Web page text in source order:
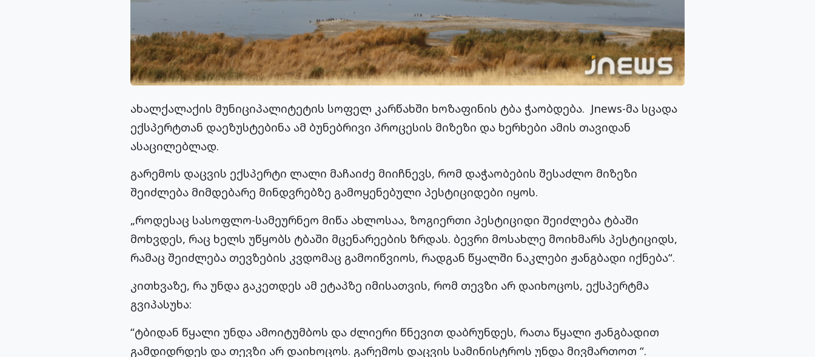
ახალქალაქის მუნიციპალიტეტის სოფელ კარწახში ხოზაფინის ტბა ჭაობდება. Jnews-მა სცადა
ექსპერტთან დაეზუსტებინა ამ ბუნებრივი პროცესის მიზეზი და ხერხები ამის თავიდან
ასაცილებლად.
გარემოს დაცვის ექსპერტი ლალი მაჩაიძე მიიჩნევს, რომ დაჭაობების შესაძლო მიზეზი
შეიძლება მიმდებარე მინდვრებზე გამოყენებული პესტიციდები იყოს.
„როდესაც სასოფლო-სამეურნეო მიწა ახლოსაა, ზოგიერთი პესტიციდი შეიძლება ტბაში
მოხვდეს, რაც ხელს უწყობს ტბაში მცენარეების ზრდას. ბევრი მოსახლე მოიხმარს პესტიციდს,
რამაც შეიძლება თევზების კვდომაც გამოიწვიოს, რადგან წყალში ნაკლები ჟანგბადი იქნება“.
კითხვაზე, რა უნდა გაკეთდეს ამ ეტაპზე იმისათვის, რომ თევზი არ დაიხოცოს, ექსპერტმა
გვიპასუხა:
“ტბიდან წყალი უნდა ამოიტუმბოს და ძლიერი წნევით დაბრუნდეს, რათა წყალი ჟანგბადით
გამდიდრდეს და თევზი არ დაიხოცოს. გარემოს დაცვის სამინისტროს უნდა მივმართოთ “.